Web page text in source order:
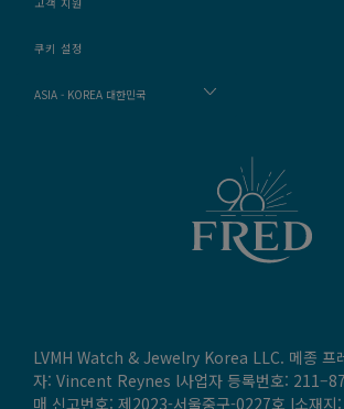
쿠키 설정
ASIA - KOREA 대한민국
LVMH Watch & Jewelry Korea LLC. 메종 프
자: Vincent Reynes l사업자 등록번호:
매 신고번호: 제2023-서울중구-0227호 l소재지